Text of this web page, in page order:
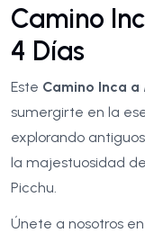
Camino
4 Días
Este Camino Inca a
sumergirte en la
explorando
la majestuosidad
Picchu.
Únete a nosotros